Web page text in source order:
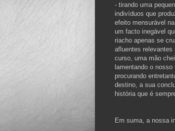
- tirando uma
indivíduos que
efeito mensurável
um facto inegável
riacho apenas se
afluentes relevantes
curso, uma mão
lamentando o nosso
procurando
destino, a sua
história que é
Em suma, a nossa